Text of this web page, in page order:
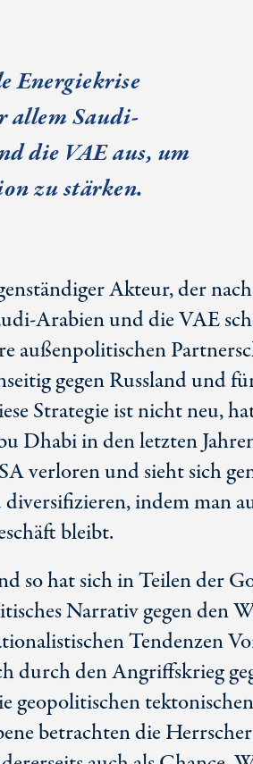
Energiekrise
allem Saudi-
die VAE aus, um
zu stärken.
Akteur, der
Arabien und die VAE
außenpolitischen
gegen Russland und
Strategie ist nicht neu,
Dhabiin den letzten
verloren und sieht sich
diversifizieren, indem man
bleibt.
so hat sich in Teilen der
Narrativ gegen den
Tendenzen
durch den Angriffskrieg
geopolitischen
betrachten die